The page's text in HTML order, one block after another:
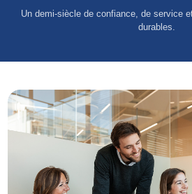
Un demi-siècle de confiance, de service
durables.